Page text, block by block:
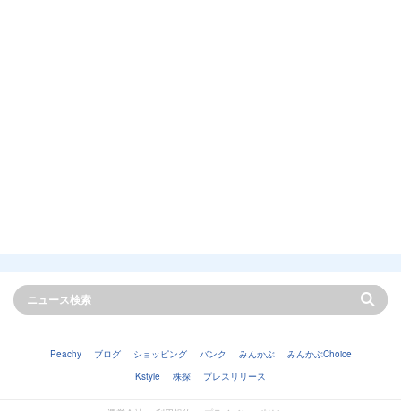
Peachy ブログ ショッピング バンク みんかぶ
みんかぶChoice
Kstyle
株探 プレスリリース